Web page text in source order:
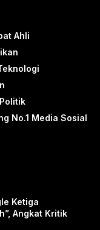
Ahli
No.1 Media Sosial
Ketiga
Angkat Kritik